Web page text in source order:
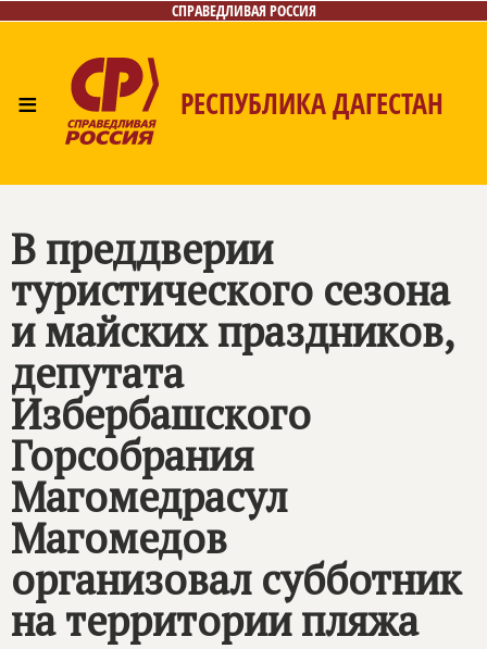
СПРАВЕДЛИВАЯ РОССИЯ
≡ РЕСПУБЛИКА ДАГЕСТАН
В преддверии
туристического сезона
и майских праздников,
депутата
Избербашского
Горсобрания
Магомедрасул
Магомедов
организовал субботник
на территории пляжа